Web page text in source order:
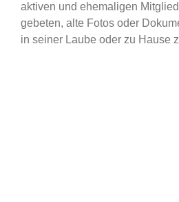
aktiven und ehemaligen
gebeten, alte Fotos oder
in seiner Laube oder zu Hause